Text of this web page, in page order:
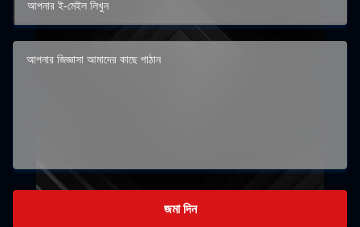
জমা দিন